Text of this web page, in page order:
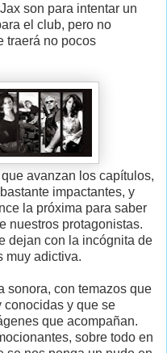
son para intentar un
el club, pero no
traerá no pocos
avanzan los capítulos,
impactantes, y
la próxima para saber
nuestros protagonistas.
dejan con la incógnita de
muy adictiva.
sonora, con temazos que
conocidas y que se
que acompañan.
sobre todo en